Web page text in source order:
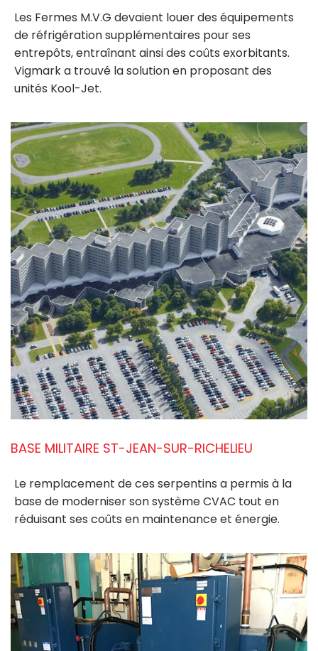
Les Fermes M.V.G devaient louer des équipements
de réfrigération supplémentaires pour ses
entrepôts, entraînant ainsi des coûts exorbitants.
Vigmarka trouvé la solution en proposant des
unités Kool-Jet.
BASE MILITAIRE ST-JEAN-SUR-RICHELIEU
Le remplacement de ces serpentins a permis à la
base de moderniser son système CVAC tout en
réduisant ses coûts en maintenance et énergie.